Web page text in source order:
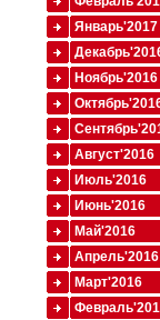
Январь'2017
Ноябрь'2016
Август'2016
Июль'2016
Июнь'2016
Май'2016
Апрель'2016
Март'2016